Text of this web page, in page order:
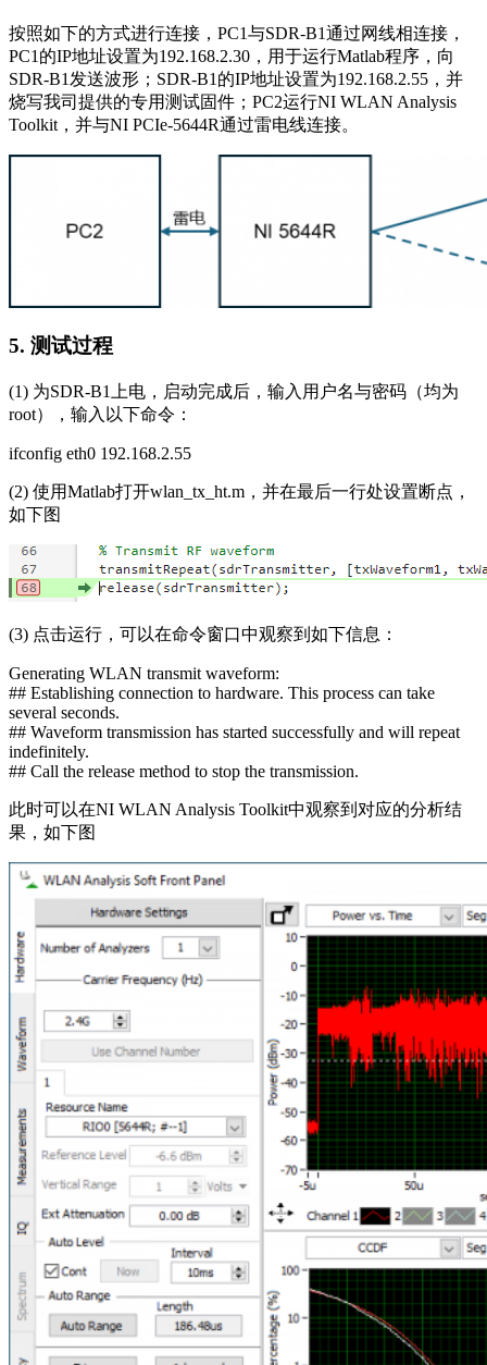
按照如下的方式进行连接，PC1与SDR-B1通过网线相连接，
PC1的IP地址设置为192.168.2.30，用于运行Matlab程序，向
SDR-B1发送波形；SDR-B1的IP地址设置为192.168.2.55，并
烧写我司提供的专用测试固件；PC2运行NI WLAN Analysis
Toolkit，并与NI PCIe-5644R通过雷电线连接。
5. 测试过程
(1) 为SDR-B1上电，启动完成后，输入用户名与密码（均为
root），输入以下命令：
ifconfig eth0 192.168.2.55
(2) 使用Matlab打开wlan_tx_ht.m，并在最后一行处设置断点，
如下图
(3) 点击运行，可以在命令窗口中观察到如下信息：
Generating WLAN transmit waveform:
## Establishing connection to hardware. This process can take
several seconds.
## Waveform transmission has started successfully and will repeat
indefinitely.
## Call the release method to stop the transmission.
此时可以在NI WLAN Analysis Toolkit中观察到对应的分析结
果，如下图